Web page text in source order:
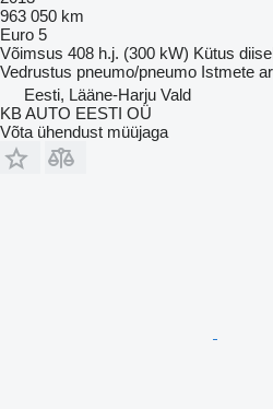
963 050 km
Euro 5
Võimsus 408 h.j. (300 kW) Kütus
Vedrustus pneumo/pneumo Istmete
Eesti, Lääne-Harju Vald
KB AUTO EESTI OÜ
Võta ühendust müüjaga